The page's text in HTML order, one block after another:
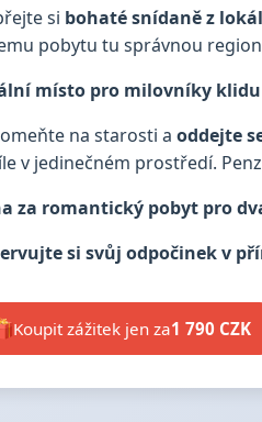
si bohaté snídaně z
pobytu tu správnou
místo pro milovníky
na starosti a oddejte
v jedinečném prostředí.
za romantický pobyt pro
si svůj odpočinek v
Koupit zážitek jen za1 790 CZK